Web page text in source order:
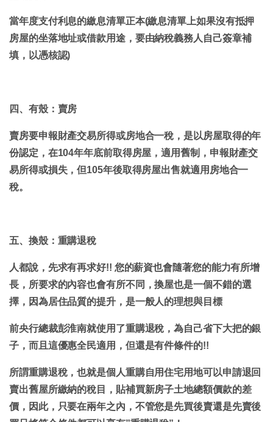
當年度支付利息的繳息清單正本(繳息清單上如果沒有抵押
房屋的坐落地址或借款用途，要由納稅義務人自己簽章補
填，以憑核認)
四、有殼：賣房
賣房要申報財產交易所得或房地合一稅，是以房屋取得的年
份認定，在104年年底前取得房屋，適用舊制，申報財產交
易所得或損失，但105年後取得房屋出售就適用房地合一
稅。
五、換殼：重購退稅
人都說，先求有再求好!! 您的薪資也會隨著您的能力有所增
長，所要求的內容也會有所不同，換屋也是一個不錯的選
擇，因為居住品質的提升，是一般人的理想與目標
前央行總裁彭淮南就使用了重購退稅，為自己省下大把的銀
子，而且這優惠全民適用，但還是有件條件的!!
所謂重購退稅，也就是個人重購自用住宅用地可以申請退回
賣出舊屋所繳納的稅目，貼補買新房子土地總額價款的差
價，因此，只要在兩年之內，不管您是先買後賣還是先賣後